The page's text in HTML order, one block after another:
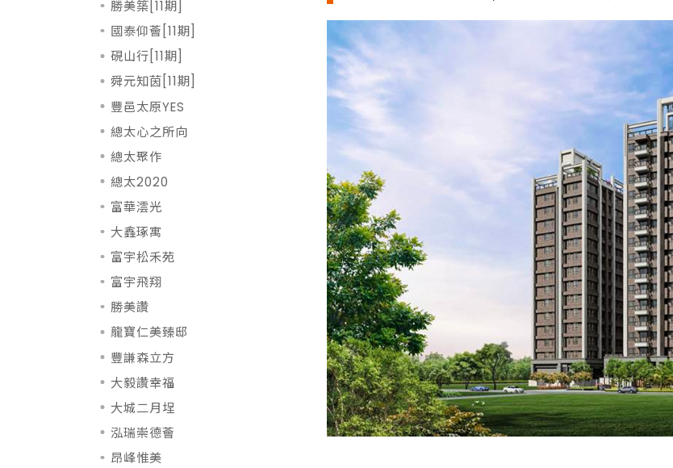
勝美築[11期]
國泰仰薈[11期]
硯山行[11期]
舜元知茵[11期]
豐邑太原YES
總太心之所向
總太聚作
總太2020
富華澐光
大鑫琢寓
富宇松禾苑
富宇飛翔
勝美讚
龍寶仁美臻邸
豐謙森立方
大毅讚幸福
大城二月埕
泓瑞崇德薈
昂峰惟美